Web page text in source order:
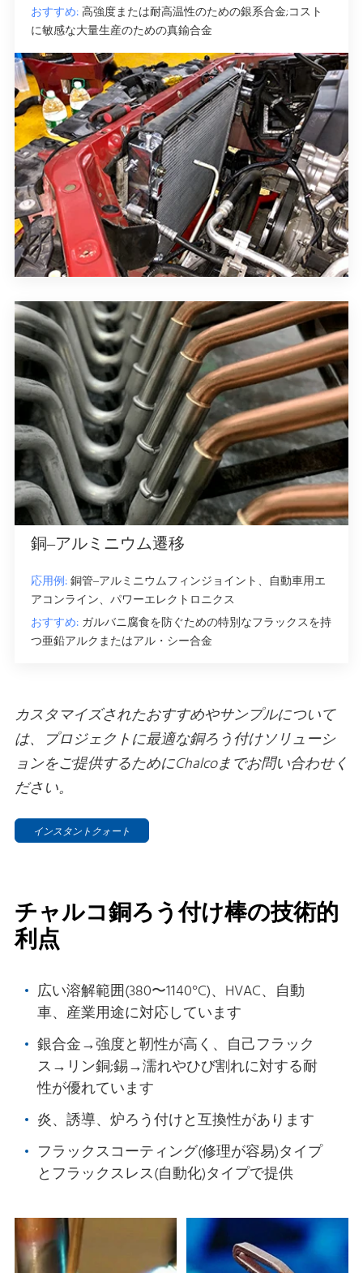
おすすめ:高強度または耐高温性のための銀系合金;コスト
に敏感な大量生産のための真鍮合金
銅–アルミニウム遷移
応用例:銅管–アルミニウムフィンジョイント、自動車用エ
アコンライン、パワーエレクトロニクス
おすすめ:ガルバニ腐食を防ぐための特別なフラックスを持
つ亜鉛アルクまたはアル・シー合金
カスタマイズされたおすすめやサンプルについて
は、プロジェクトに最適な銅ろう付けソリューシ
ョンをご提供するためにChalcoまでお問い合わせく
ださい。
インスタントクォート
チャルコ銅ろう付け棒の技術的
利点
広い溶解範囲(380〜1140°C)、HVAC、自動
車、産業用途に対応しています
銀合金→強度と靭性が高く、自己フラック
ス→リン銅;錫→濡れやひび割れに対する耐
性が優れています
炎、誘導、炉ろう付けと互換性があります
フラックスコーティング(修理が容易)タイプ
とフラックスレス(自動化)タイプで提供